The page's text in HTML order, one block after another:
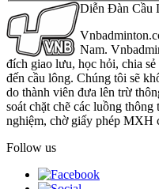
Diễn Đàn Cầu
Nam.
đích giao lưu, học hỏi, chia
đến cầu lông. Chúng tôi sẽ
do thành viên đưa lên trừ
soát chặt chẽ các luồng
nghiệm, chờ giấy phép MXH
Follow us